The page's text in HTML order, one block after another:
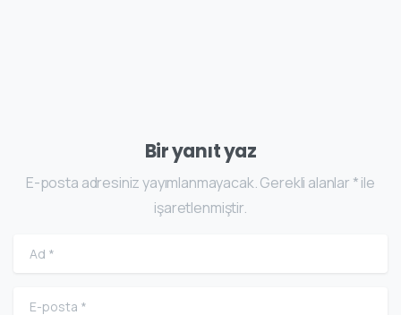
Bir yanıt yaz
E-posta adresiniz yayımlanmayacak. Gerekli alanlar * ile
işaretlenmiştir.
*
E-posta *